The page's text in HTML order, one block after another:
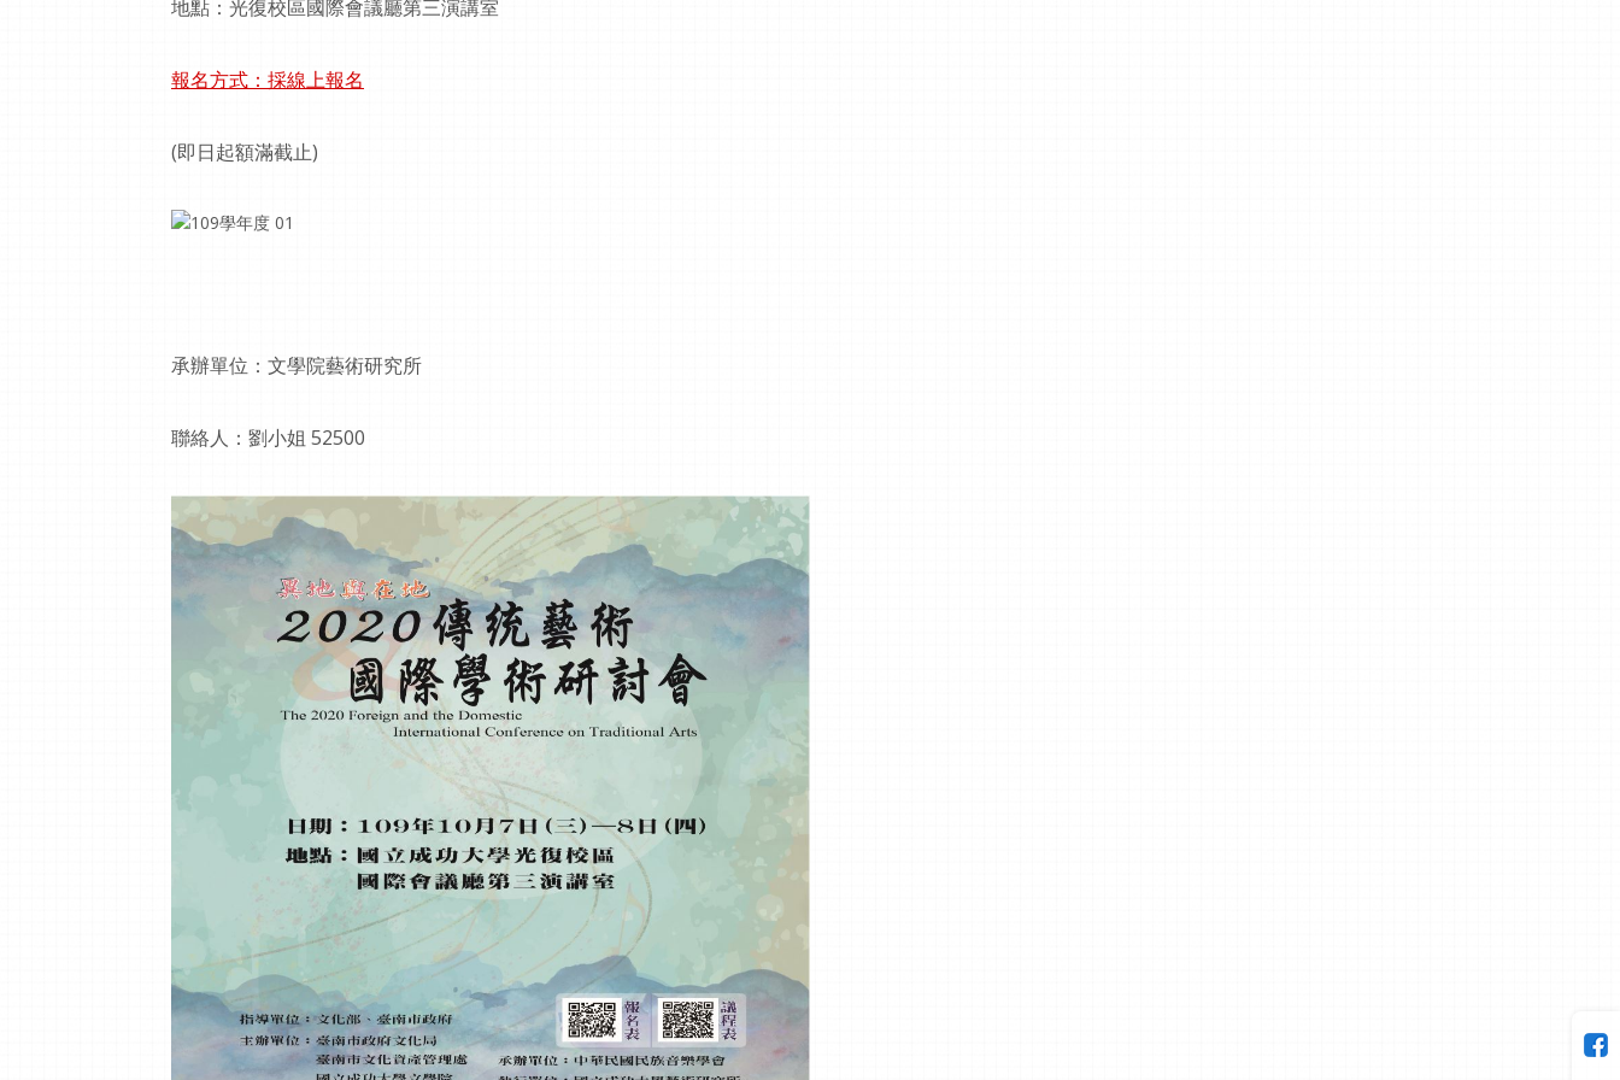
地點：光復校區國際會議廳第三演講室
報名方式：採線上報名
(即日起額滿截止)
承辦單位：文學院藝術研究所
聯絡人：劉小姐 52500